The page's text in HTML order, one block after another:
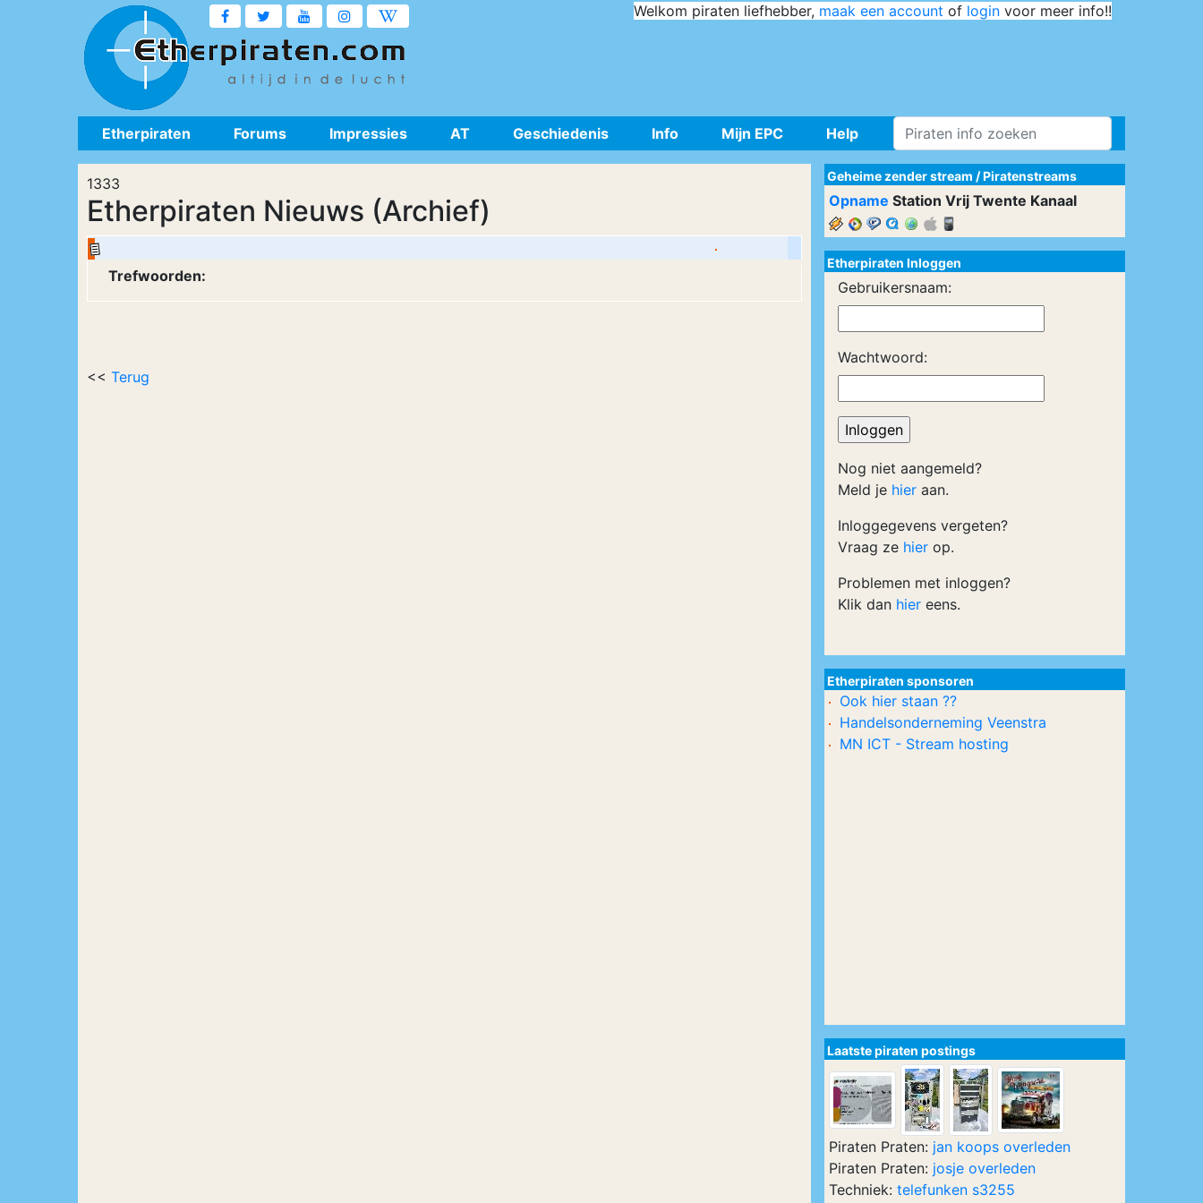
Welkom piraten liefhebber, maak een account of login voor meer info!!
Etherpiraten Forums Impressies AT Geschiedenis Info Mijn EPC Help
1333
Etherpiraten Nieuws (Archief)
Trefwoorden:
<< Terug
Geheime zender stream /Piratenstreams
Opname Station Vrij Twente Kanaal
Etherpiraten Inloggen
Gebruikersnaam:
Wachtwoord:
Nog niet aangemeld?
Meld je hier aan.
Inloggegevens vergeten?
Vraag ze hier op.
Problemen met inloggen?
Klik dan hier eens.
Etherpiraten sponsoren
Ook hier staan ??
Handelsonderneming Veenstra
MN ICT - Stream hosting
Laatste piraten postings
Piraten Praten: jan koops overleden
Piraten Praten: josje overleden
Techniek: telefunken s3255